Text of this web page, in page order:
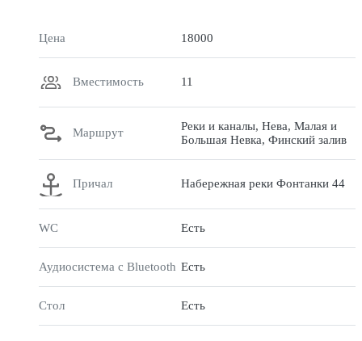
Цена 18000
Вместимость 11
Маршрут
Реки и каналы, Нева, Малая и
Большая Невка, Финский залив
Причал Набережная реки Фонтанки 44
WC Есть
Аудиосистема с Bluetooth Есть
Стол Есть